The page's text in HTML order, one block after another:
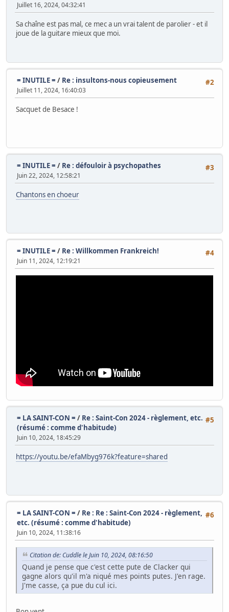
Juillet 16, 2024, 04:32:41
Sa chaîne est pas mal, ce mec a un vrai talent de parolier - et il
joue de la guitare mieux que moi.
#2
= INUTILE = / Re : insultons-nous copieusement
Juillet 11, 2024, 16:40:03
Sacquet de Besace !
#3
= INUTILE = / Re : défouloir à psychopathes
Juin 22, 2024, 12:58:21
Chantons en choeur
#4
= INUTILE = / Re : Willkommen Frankreich!
Juin 11, 2024, 12:19:21
#5
= LA SAINT-CON = / Re : Saint-Con 2024 - règlement, etc.
(résumé : comme d'habitude)
Juin 10, 2024, 18:45:29
https://youtu.be/efaMbyg976k?feature=shared
#6
= LA SAINT-CON = / Re : Re : Saint-Con 2024 - règlement,
etc. (résumé : comme d'habitude)
Juin 10, 2024, 11:38:16
Citation de: Cuddle le Juin 10, 2024, 08:16:50
Quand je pense que c'est cette pute de Clacker qui
gagne alors qu'il m'a niqué mes points putes. J'en rage.
J'me casse, ça pue du cul ici.